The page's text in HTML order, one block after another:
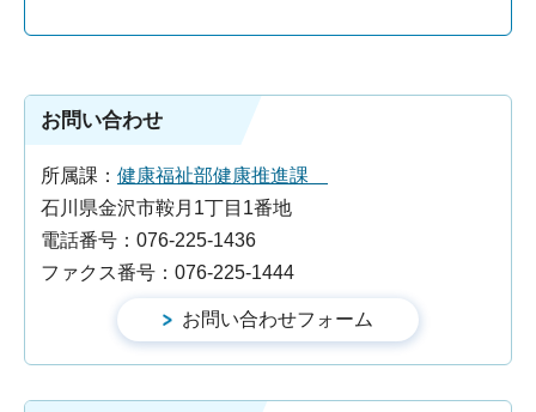
お問い合わせ
所属課： 健康福祉部健康推進課
石川県金沢市鞍月1丁目1番地
電話番号：076-225-1436
ファクス番号：076-225-1444